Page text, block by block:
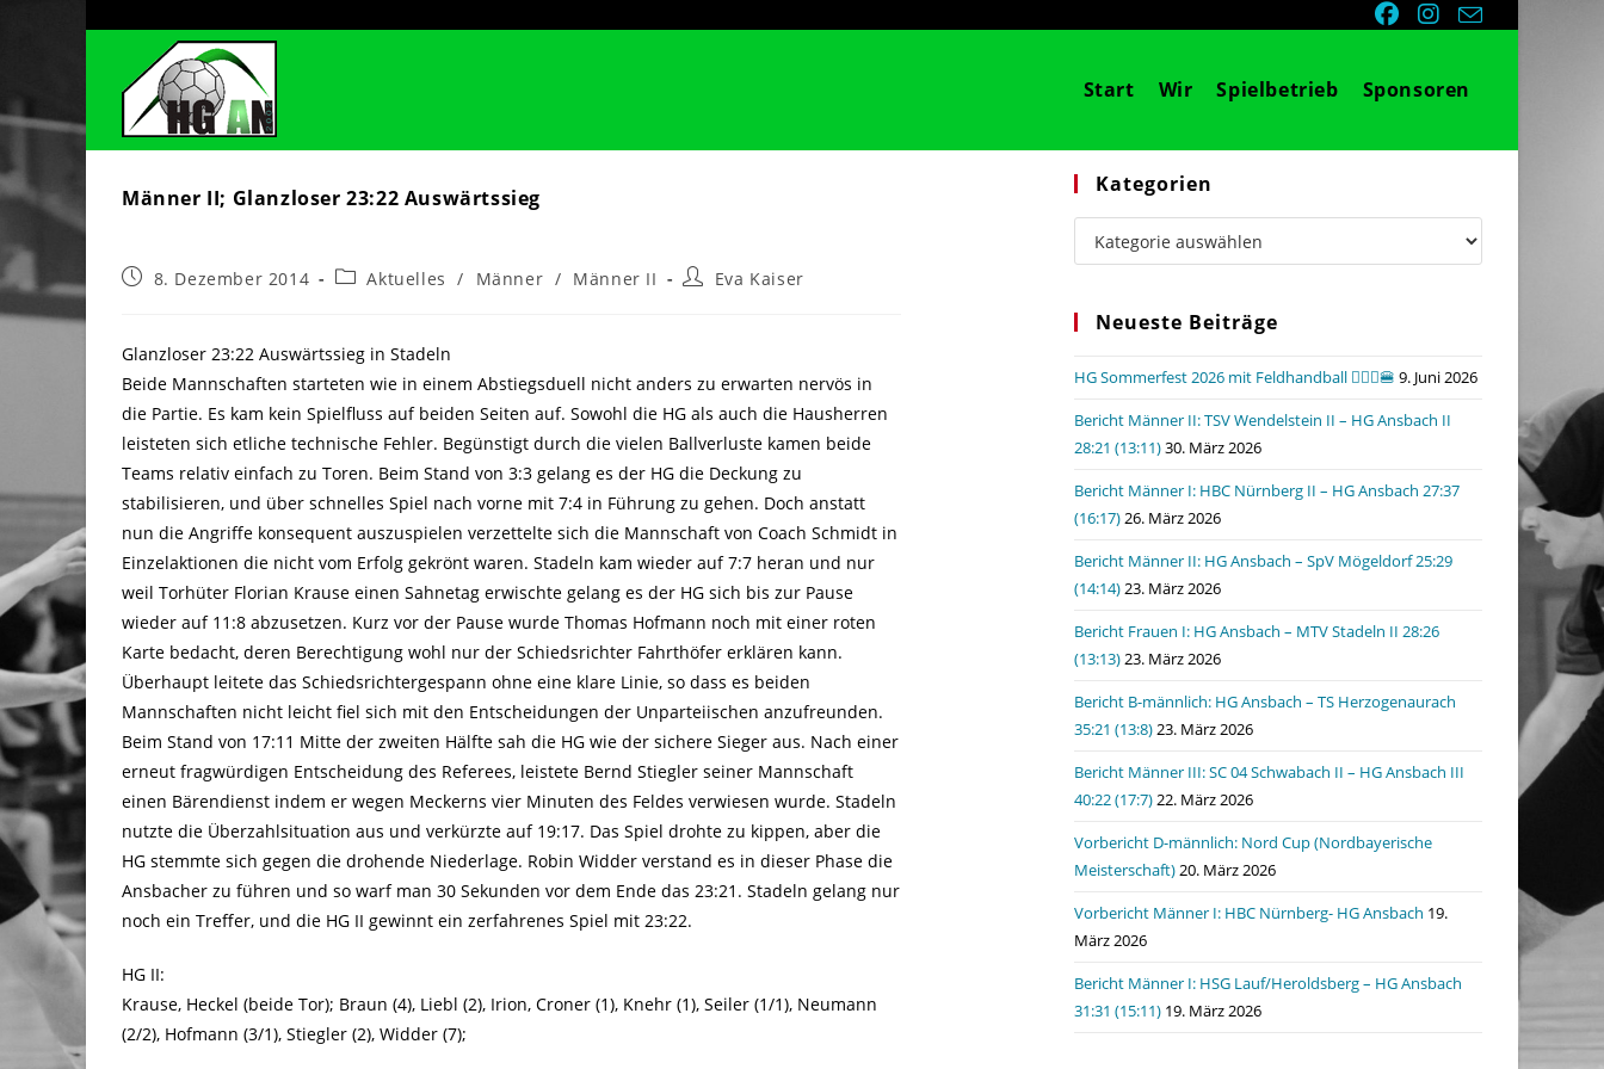
Start Wir Spielbetrieb Sponsoren
Männer II; Glanzloser 23:22 Auswärtssieg
Beitrag8. Dezember 2014
Beitrags-
Aktuelles / Männer / Männer II
Beitrags-
Eva Kaiser
Glanzloser 23:22 Auswärtssieg in Stadeln
Beide Mannschaften starteten wie in einem Abstiegsduell nicht anders zu erwarten nervös in
die Partie. Es kam kein Spielfluss auf beiden Seiten auf. Sowohl die HG als auch die Hausherren
leisteten sich etliche technische Fehler. Begünstigt durch die vielen Ballverluste kamen beide
Teams relativ einfach zu Toren. Beim Stand von 3:3 gelang es der HG die Deckung zu
stabilisieren, und über schnelles Spiel nach vorne mit 7:4 in Führung zu gehen. Doch anstatt
nun die Angriffe konsequent auszuspielen verzettelte sich die Mannschaft von Coach Schmidt in
Einzelaktionen die nicht vom Erfolg gekrönt waren. Stadeln kam wieder auf 7:7 heran und nur
weil Torhüter Florian Krause einen Sahnetag erwischte gelang es der HG sich bis zur Pause
wieder auf 11:8 abzusetzen. Kurz vor der Pause wurde Thomas Hofmann noch mit einer roten
Karte bedacht, deren Berechtigung wohl nur der Schiedsrichter Fahrthöfer erklären kann.
Überhaupt leitete das Schiedsrichtergespann ohne eine klare Linie, so dass es beiden
Mannschaften nicht leicht fiel sich mit den Entscheidungen der Unparteiischen anzufreunden.
Beim Stand von 17:11 Mitte der zweiten Hälfte sah die HG wie der sichere Sieger aus. Nach einer
erneut fragwürdigen Entscheidung des Referees, leistete Bernd Stiegler seiner Mannschaft
einen Bärendienst indem er wegen Meckerns vier Minuten des Feldes verwiesen wurde. Stadeln
nutzte die Überzahlsituation aus und verkürzte auf 19:17. Das Spiel drohte zu kippen, aber die
HG stemmte sich gegen die drohende Niederlage. Robin Widder verstand es in dieser Phase die
Ansbacher zu führen und so warf man 30 Sekunden vor dem Ende das 23:21. Stadeln gelang nur
noch ein Treffer, und die HG II gewinnt ein zerfahrenes Spiel mit 23:22.
HG II:
Krause, Heckel (beide Tor); Braun (4), Liebl (2), Irion, Croner (1), Knehr (1), Seiler (1/1), Neumann
(2/2), Hofmann (3/1), Stiegler (2), Widder (7);
Kategorien
Kategorien
Neueste Beiträge
HG Sommerfest 2026 mit Feldhandball 🤾🏼‍♂️🍔 9. Juni 2026
Bericht Männer II: TSV Wendelstein II – HG Ansbach II
28:21 (13:11)30. März 2026
Bericht Männer I: HBC Nürnberg II – HG Ansbach 27:37
(16:17)26. März 2026
Bericht Männer II: HG Ansbach – SpV Mögeldorf 25:29
(14:14)23. März 2026
Bericht Frauen I: HG Ansbach – MTV Stadeln II 28:26
(13:13)23. März 2026
Bericht B-männlich: HG Ansbach – TS Herzogenaurach
35:21 (13:8)23. März 2026
Bericht Männer III: SC 04 Schwabach II – HG Ansbach III
40:22 (17:7)22. März 2026
Vorbericht D-männlich: Nord Cup (Nordbayerische
Meisterschaft)20. März 2026
Vorbericht Männer I: HBC Nürnberg- HG Ansbach 19.
März 2026
Bericht Männer I: HSG Lauf/Heroldsberg – HG Ansbach
31:31 (15:11) 19. März 2026